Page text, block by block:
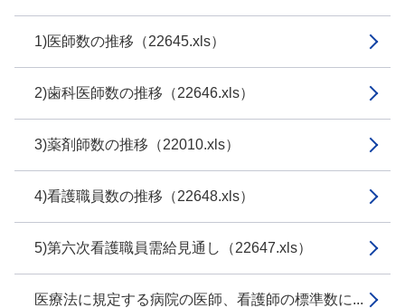
1)医師数の推移（22645.xls）
2)歯科医師数の推移（22646.xls）
3)薬剤師数の推移（22010.xls）
4)看護職員数の推移（22648.xls）
5)第六次看護職員需給見通し（22647.xls）
医療法に規定する病院の医師、看護師の標準数に...